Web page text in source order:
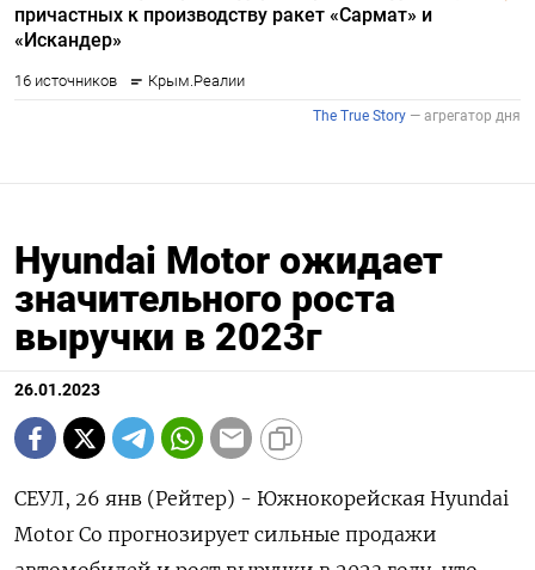
Hyundai Motor ожидает
значительного роста
выручки в 2023г
26.01.2023
СЕУЛ, 26 янв (Рейтер) - Южнокорейская Hyundai
Motor Co прогнозирует сильные продажи